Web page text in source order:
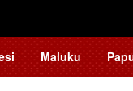
Maluku